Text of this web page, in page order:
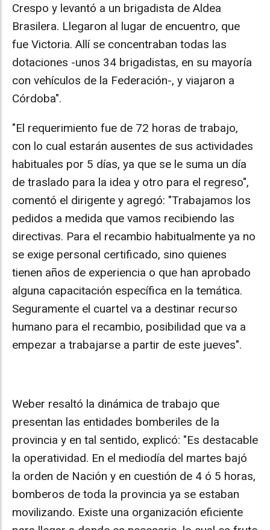
Crespo y levantó a un brigadista de Aldea
Brasilera. Llegaron al lugar de encuentro, que
fue Victoria. Allí se concentraban todas las
dotaciones -unos 34 brigadistas, en su mayoría
con vehículos de la Federación-, y viajaron a
Córdoba".
"El requerimiento fue de 72 horas de trabajo,
con lo cual estarán ausentes de sus actividades
habituales por 5 días, ya que se le suma un día
de traslado para la idea y otro para el regreso",
comentó el dirigente y agregó: "Trabajamos los
pedidos a medida que vamos recibiendo las
directivas. Para el recambio habitualmente ya no
se exige personal certificado, sino quienes
tienen años de experiencia o que han aprobado
alguna capacitación específica en la temática.
Seguramente el cuartel va a destinar recurso
humano para el recambio, posibilidad que va a
empezar a trabajarse a partir de este jueves".
Weber resaltó la dinámica de trabajo que
presentan las entidades bomberiles de la
provincia y en tal sentido, explicó: "Es destacable
la operatividad. En el mediodía del martes bajó
la orden de Nación y en cuestión de 4 ó 5 horas,
bomberos de toda la provincia ya se estaban
movilizando. Existe una organización eficiente